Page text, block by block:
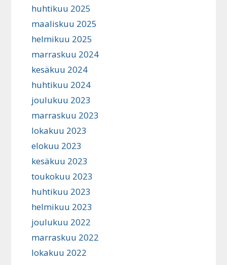
huhtikuu 2025
maaliskuu 2025
helmikuu 2025
marraskuu 2024
kesäkuu 2024
huhtikuu 2024
joulukuu 2023
marraskuu 2023
lokakuu 2023
elokuu 2023
kesäkuu 2023
toukokuu 2023
huhtikuu 2023
helmikuu 2023
joulukuu 2022
marraskuu 2022
lokakuu 2022